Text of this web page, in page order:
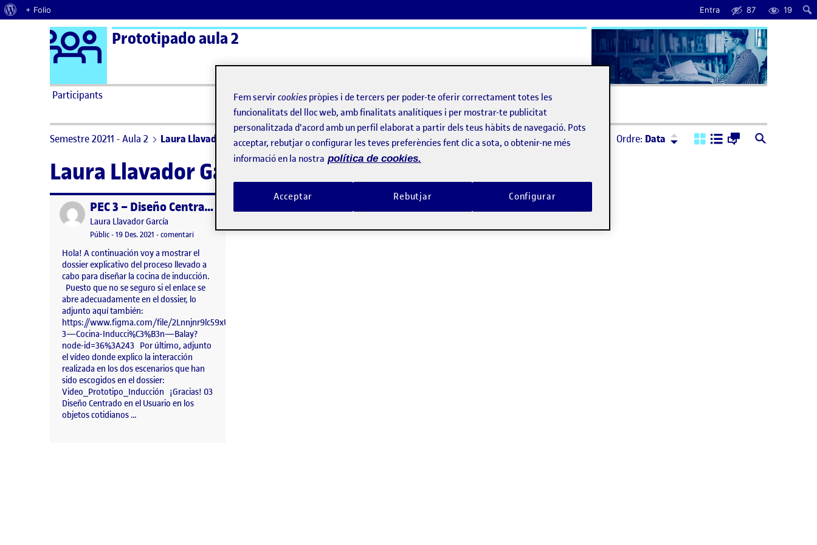
Quant al WordPress
+ Folio Entra 87 19
Saltar al contingut Logo Ágora
Prototipado aula 2
Participants ActiFolios Ajuda
Semestre 20211 - Aula 2 Laura Llavador García Ordre: Data Ordre: Descendent
Laura Llavador García
Publicat per PEC 3 – Diseño Centrado en el Usuario en los objetos cotidianos
Publicat per
Laura Llavador García
Visibilitat:
Públic-Data de publicació
19 Des. 2021 19 desembre, 2021 4:24 pm
-comentariel PEC 3 – Diseño Centrado en el Usuario en los objetos cotidianos
Hola! A continuación voy a mostrar el
dossier explicativo del proceso llevado a
cabo para diseñar la cocina de inducción.
Puesto que no se seguro si el enlace se
abre adecuadamente en el dossier, lo
adjunto aquí también:
https://www.figma.com/file/2Lnnjnr9lc59xUIE4Zw9mm/PEC-
3—Cocina-Inducci%C3%B3n—Balay?
node-id=36%3A243 Por último, adjunto
el vídeo donde explico la interacción
realizada en los dos escenarios que han
sido escogidos en el dossier:
Video_Prototipo_Inducción ¡Gracias! 03
Diseño Centrado en el Usuario en los
objetos cotidianos …
Fem servircookies pròpies i de tercers per poder-te oferir correctament totes les
funcionalitats del lloc web, amb finalitats analítiques i per mostrar-te publicitat
personalitzada d'acord amb un perfil elaborat a partir dels teus hàbits de navegació. Pots
acceptar, rebutjar o configurar les teves preferències fent clic a sota, o obtenir-ne més
informació en la nostra política de cookies.
Rebutjar
Acceptar Configurar